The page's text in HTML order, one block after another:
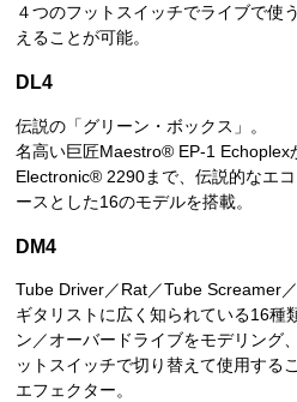
４つのフットスイッチでライブで使
えることが可能。
DL4
伝説の「グリーン・ボックス」。
名高い巨匠Maestro® EP-1 Echoplex
Electronic® 2290まで、伝説的なエ
ースとした16のモデルを搭載。
DM4
Tube Driver／Rat／Tube Screamer
ギタリストに広く知られている16種
ン／オーバードライブをモデリング
ットスイッチで切り替えて使用する
エフェクター。